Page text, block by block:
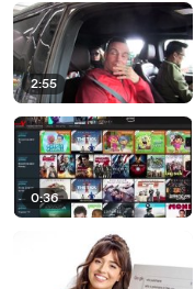
2:55
0:36